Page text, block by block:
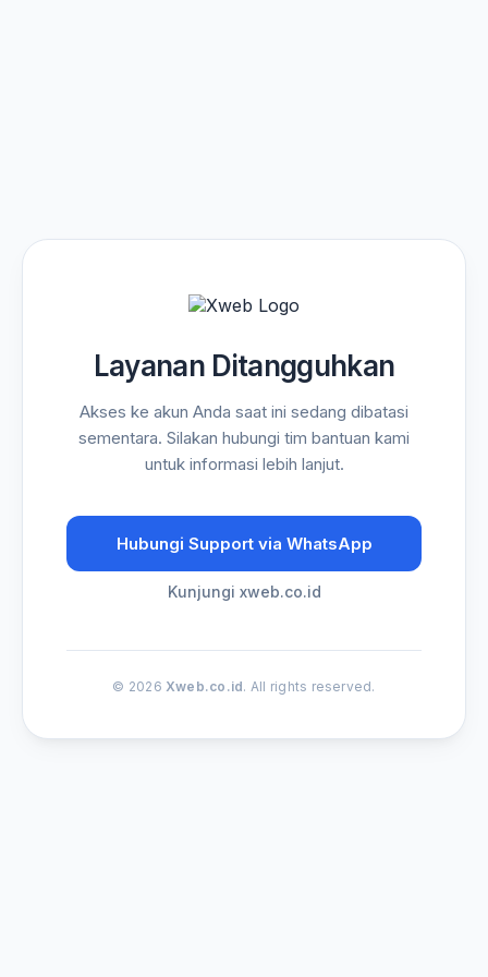
Layanan Ditangguhkan
Akses ke akun Anda saat ini sedang dibatasi
sementara. Silakan hubungi tim bantuan kami
untuk informasi lebih lanjut.
Hubungi Support via WhatsApp
Kunjungi xweb.co.id
© 2026 Xweb.co.id. All rights reserved.